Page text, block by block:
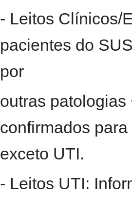
- Leitos Clínicos/
pacientes do
por
outras
confirmados
exceto UTI.
- Leitos UTI: